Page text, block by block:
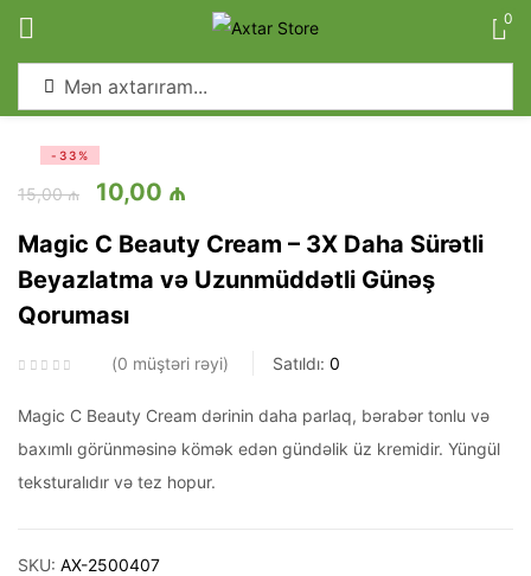
0
-33%
15,00₼ 10,00 ₼
Magic C Beauty Cream – 3X Daha Sürətli
Beyazlatma və Uzunmüddətli Günəş
Qoruması
0 müştəri rəyi Satıldı: 0
Magic C Beauty Cream dərinin daha parlaq, bərabər tonlu və
baxımlı görünməsinə kömək edən gündəlik üz kremidir. Yüngül
teksturalıdır və tez hopur.
SKU: AX-2500407
Sign in
Remember me Lost password?
Create an account